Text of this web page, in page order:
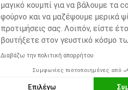
μαγικό κουμπί για να βάλουμε τα
φούρνο και να μαζέψουμε μερικά
προτιμήσεις σας. Λοιπόν, είστε
βουτήξετε στον γευστικό κόσμο
Διαβάζω την πολιτική απορρήτου
Συμφωνίες πιστοποιημένες από
Επιλέγω